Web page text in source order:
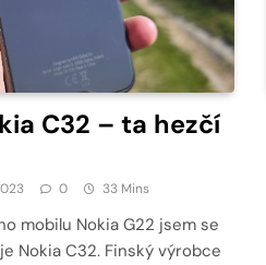
C32 – ta hezčí
0 33 Mins
mobilu Nokia G22 jsem se
Nokia C32. Finský výrobce